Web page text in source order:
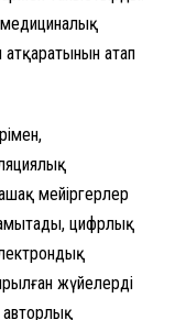
атап
мейіргерлер
цифрлық
жүйелерді